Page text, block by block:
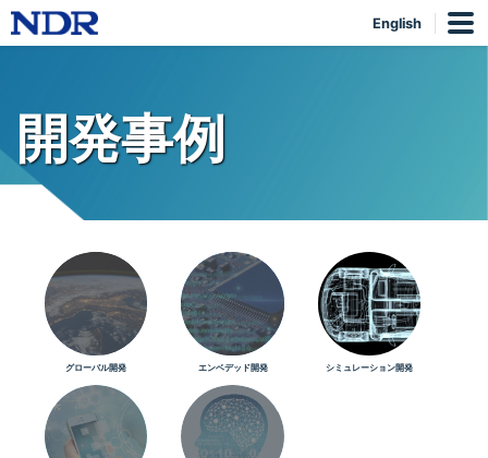
English
開発事例
グローバル開発 エンベデッド開発 シミュレーション開発